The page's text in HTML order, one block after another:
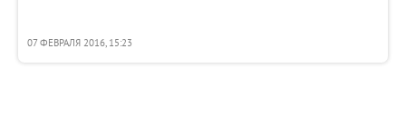
07 ФЕВРАЛЯ 2016, 15:23